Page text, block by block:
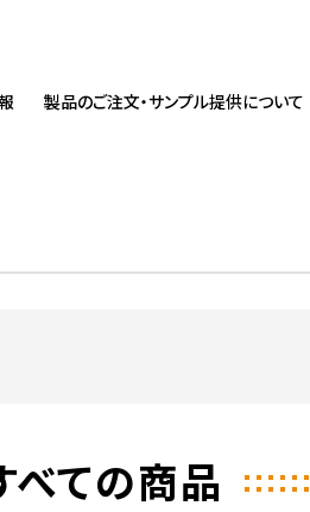
製品のご注文・サンプル提供について
べての商品